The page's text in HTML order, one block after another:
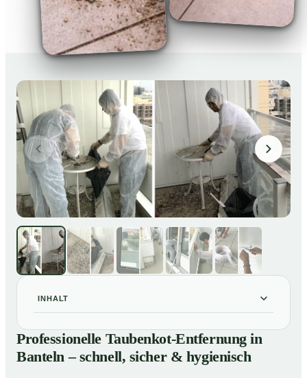
INHALT
01 Professionelle Taubenkot-Entfernung in Banteln –
schnell, sicher & hygienisch
Warum professionelle Taubenkot-Entfernung in Banteln
Professionelle Taubenkot-Entfernung in
Banteln – schnell, sicher & hygienisch